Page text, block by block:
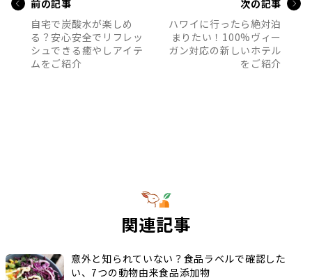
前の記事
自宅で炭酸水が楽しめ
る？安心安全でリフレッ
シュできる癒やしアイテ
ムをご紹介
次の記事
ハワイに行ったら絶対泊
まりたい！100%ヴィー
ガン対応の新しいホテル
をご紹介
関連記事
意外と知られていない？食品ラベルで確認した
い、7つの動物由来食品添加物